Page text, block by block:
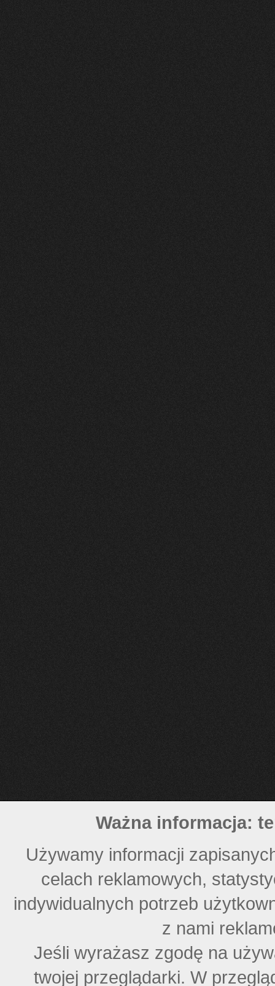
Ważna informacja:
Używamy informacji
celach reklamowych,
indywidualnych potrzeb
z nami
Jeśli wyrażasz zgodę na
twojej przeglądarki. W